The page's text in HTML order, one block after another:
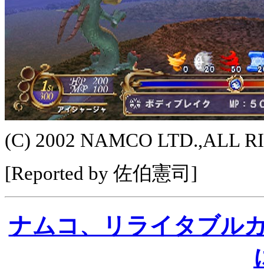
(C) 2002 NAMCO LTD.,ALL
[Reported by 佐伯憲司]
ナムコ、リライタブル